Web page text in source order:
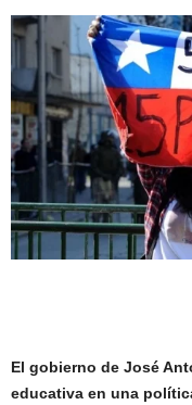
El gobierno de José
educativa en una